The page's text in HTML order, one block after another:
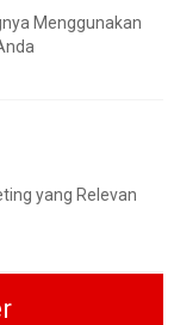
Menggunakan
yang Relevan